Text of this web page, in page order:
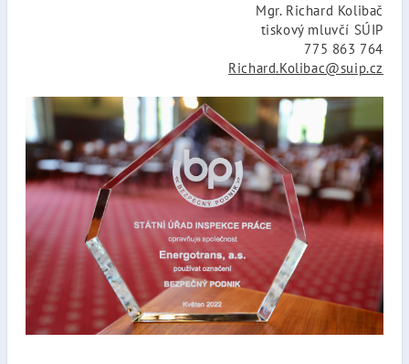
Mgr. Richard Kolibač
tiskový mluvčí SÚIP
775 863 764
Richard.Kolibac@suip.cz